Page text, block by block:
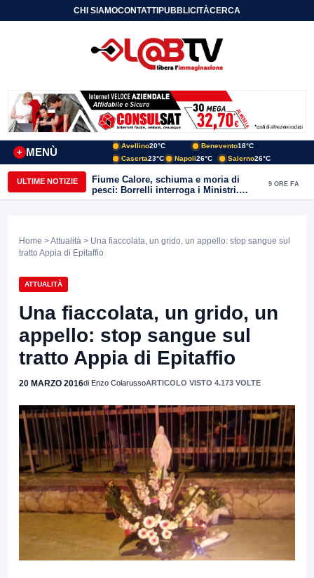
CHI SIAMOCONTATTIPUBBLICITÀCERCA
MENÙ
+
Avellino20°C Benevento18°C
Caserta23°C Napoli26°C Salerno26°C
ULTIME NOTIZIE
Fiume Calore, schiuma e moria di
pesci: Borrelli interroga i Ministri.
“Benevento paga l’assenza del
9 ORE FA
Home >Attualità > Una fiaccolata, un grido, un appello: stop sangue sul
tratto Appia di Epitaffio
ATTUALITÀ
Una fiaccolata, un grido, un
appello: stop sangue sul
tratto Appia di Epitaffio
20 MARZO 2016di Enzo ColarussoARTICOLO VISTO 4.173 VOLTE